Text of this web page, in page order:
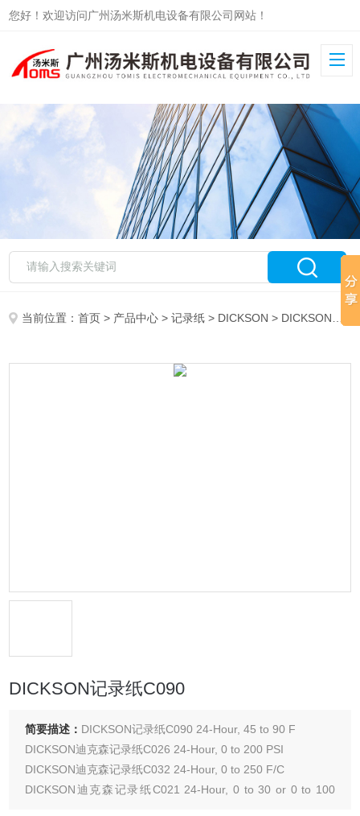
您好！欢迎访问广州汤米斯机电设备有限公司网站！
当前位置：首页 > 产品中心 >记录纸 > DICKSON > DICKSON记录纸C090
DICKSON记录纸C090
简要描述： DICKSON记录纸C090 24-Hour, 45 to 90 F
DICKSON迪克森记录纸C026 24-Hour, 0 to 200 PSI
DICKSON迪克森记录纸C032 24-Hour, 0 to 250 F/C
DICKSON迪克森记录纸C021 24-Hour, 0 to 30 or 0 to 100